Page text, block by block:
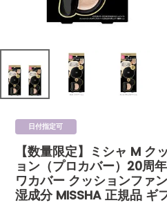
日付指定可
【数量限定】ミシャ M ク
ョン（プロカバー）20周
ワカバー クッションファ
湿成分 MISSHA 正規品 ギ